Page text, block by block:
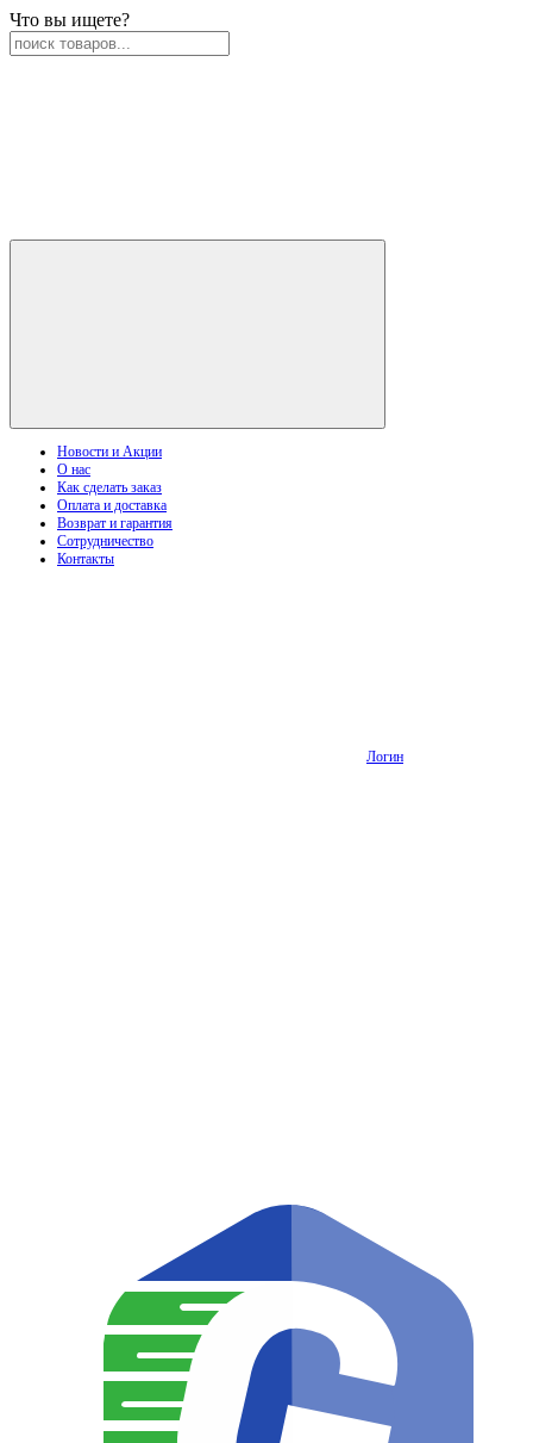
Что вы ищете?
Новости и Акции
О нас
Как сделать заказ
Оплата и доставка
Возврат и гарантия
Сотрудничество
Контакты
Логин